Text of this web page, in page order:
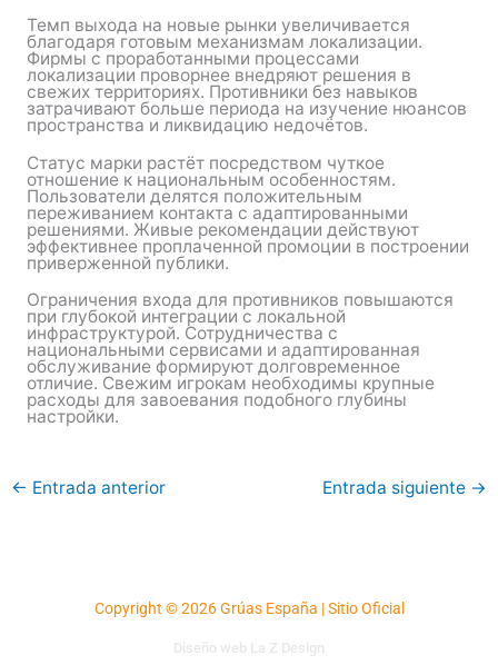
Темп выхода на новые рынки увеличивается
благодаря готовым механизмам локализации.
Фирмы с проработанными процессами
локализации проворнее внедряют решения в
свежих территориях. Противники без навыков
затрачивают больше периода на изучение нюансов
пространства и ликвидацию недочётов.
Статус марки растёт посредством чуткое
отношение к национальным особенностям.
Пользователи делятся положительным
переживанием контакта с адаптированными
решениями. Живые рекомендации действуют
эффективнее проплаченной промоции в построении
приверженной публики.
Ограничения входа для противников повышаются
при глубокой интеграции с локальной
инфраструктурой. Сотрудничества с
национальными сервисами и адаптированная
обслуживание формируют долговременное
отличие. Свежим игрокам необходимы крупные
расходы для завоевания подобного глубины
настройки.
← Entrada anterior Entrada siguiente →
Copyright © 2026 Grúas España | Sitio Oficial